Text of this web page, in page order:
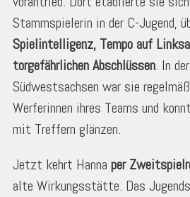
Stammspielerin in der C-Jugend,
Spielintelligenz, Tempo auf
torgefährlichen Abschlüssen. In
Südwestsachsen war sie
Werferinnen ihres Teams und
mit Treffern glänzen.
Jetzt kehrt Hanna per
alte Wirkungsstätte. Das